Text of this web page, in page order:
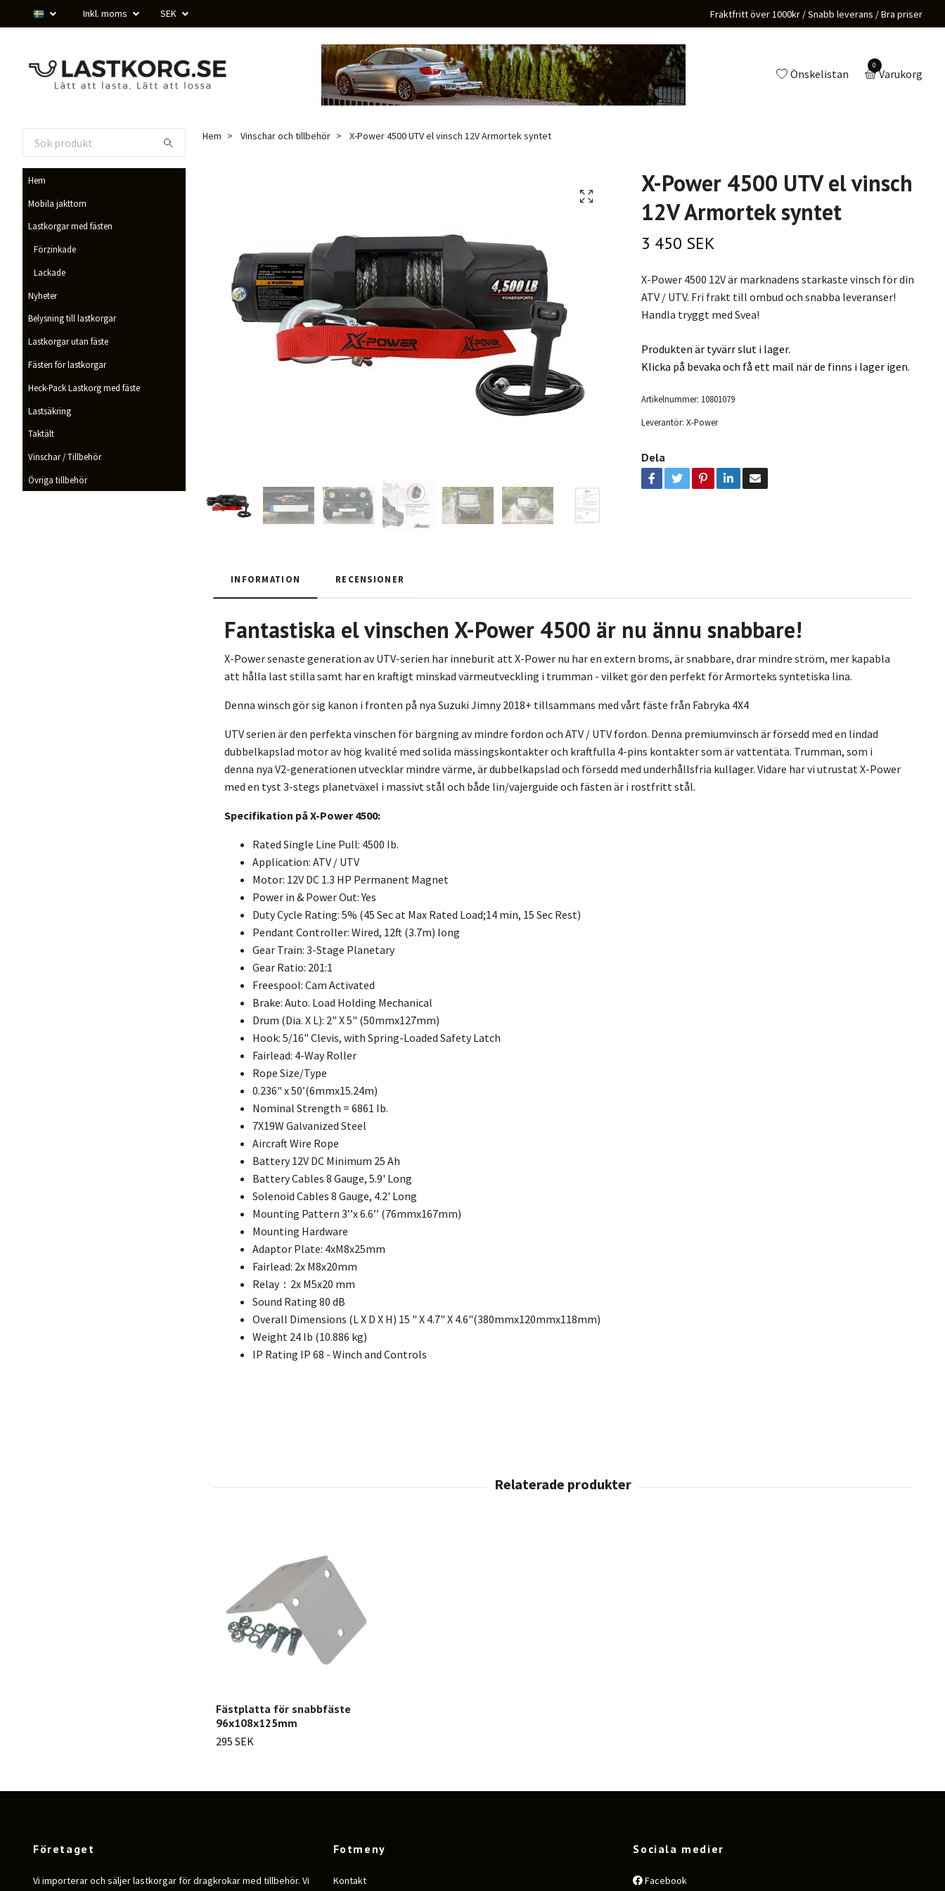
Inkl. moms SEK Fraktfritt över 1000kr / Snabb leverans / Bra priser
Önskelistan
0
Varukorg
Hem
Mobila jakttorn
Lastkorgar med fästen
Förzinkade
Lackade
Nyheter
Belysning till lastkorgar
Lastkorgar utan fäste
Fästen för lastkorgar
Heck-Pack Lastkorg med fäste
Lastsäkring
Taktält
Vinschar / Tillbehör
Övriga tillbehör
Hem Vinschar och tillbehör X-Power 4500 UTV el vinsch 12V Armortek syntet
X-Power 4500 UTV el vinsch
12V Armortek syntet
3 450 SEK
X-Power 4500 12V är marknadens starkaste vinsch för din
ATV / UTV. Fri frakt till ombud och snabba leveranser!
Handla tryggt med Svea!
Produkten är tyvärr slut i lager.
Klicka på bevaka och få ett mail när de finns i lager igen.
Artikelnummer: 10801079
Leverantör: X-Power
Dela
INFORMATION RECENSIONER
Fantastiska el vinschen X-Power 4500 är nu ännu snabbare!
X-Power senaste generation av UTV-serien har inneburit att X-Power nu har en extern broms, är snabbare, drar mindre ström, mer kapabla
att hålla last stilla samt har en kraftigt minskad värmeutveckling i trumman - vilket gör den perfekt för Armorteks syntetiska lina.
Denna winsch gör sig kanon i fronten på nya Suzuki Jimny 2018+ tillsammans med vårt fäste från Fabryka 4X4
UTV serien är den perfekta vinschen för bärgning av mindre fordon och ATV / UTV fordon. Denna premiumvinsch är försedd med en lindad
dubbelkapslad motor av hög kvalité med solida mässingskontakter och kraftfulla 4-pins kontakter som är vattentäta. Trumman, som i
denna nya V2-generationen utvecklar mindre värme, är dubbelkapslad och försedd med underhållsfria kullager. Vidare har vi utrustat X-Power
med en tyst 3-stegs planetväxel i massivt stål och både lin/vajerguide och fästen är i rostfritt stål.
Specifikation på X-Power 4500:
Rated Single Line Pull: 4500 Ib.
Application: ATV / UTV
Motor: 12V DC 1.3 HP Permanent Magnet
Power in & Power Out: Yes
Duty Cycle Rating: 5% (45 Sec at Max Rated Load;14 min, 15 Sec Rest)
Pendant Controller: Wired, 12ft (3.7m) long
Gear Train: 3-Stage Planetary
Gear Ratio: 201:1
Freespool: Cam Activated
Brake: Auto. Load Holding Mechanical
Drum (Dia. X L): 2" X 5" (50mmx127mm)
Hook: 5/16" Clevis, with Spring-Loaded Safety Latch
Fairlead: 4-Way Roller
Rope Size/Type
0.236" x 50’(6mmx15.24m)
Nominal Strength = 6861 Ib.
7X19W Galvanized Steel
Aircraft Wire Rope
Battery 12V DC Minimum 25 Ah
Battery Cables 8 Gauge, 5.9' Long
Solenoid Cables 8 Gauge, 4.2' Long
Mounting Pattern 3’’x 6.6’’ (76mmx167mm)
Mounting Hardware
Adaptor Plate: 4xM8x25mm
Fairlead: 2x M8x20mm
Relay：2x M5x20 mm
Sound Rating 80 dB
Overall Dimensions (L X D X H) 15 " X 4.7" X 4.6"(380mmx120mmx118mm)
Weight 24 Ib (10.886 kg)
IP Rating IP 68 - Winch and Controls
Fästplatta för snabbfäste
96x108x125mm
295 SEK
Företaget
Vi importerar och säljer lastkorgar för dragkrokar med tillbehör. Vi
Fotmeny
Kontakt
Sociala medier
Facebook